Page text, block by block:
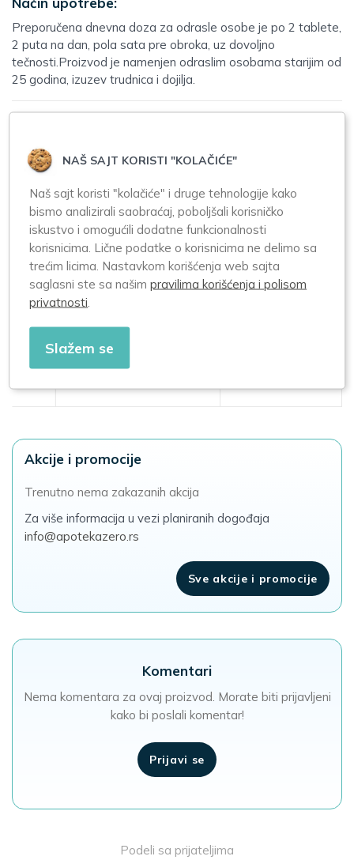
Komentari
Nema komentara za ovaj proizvod. Morate biti prijavljeni
kako bi poslali komentar!
Prijavi se
Podeli sa prijateljima
Preporučena dnevna doza za odrasle osobe je po 2 tablete,
2 puta na dan, pola sata pre obroka, uz dovoljno
tečnosti.Proizvod je namenjen odraslim osobama starijim od
25 godina, izuzev trudnica i dojilja.
Galenika Pantenol
Collagen 20 kesica
1.500,00
Akcije i promocije
Trenutno nema zakazanih akcija
Za više informacija u vezi planiranih dogođaja
info@apotekazero.rs
Sve akcije i promocije
NAŠ SAJT KORISTI "KOLAČIĆE"
Naš sajt koristi "kolačiće" i druge tehnologije kako
bismo analizirali saobraćaj, poboljšali korisničko
iskustvo i omogućili dodatne funkcionalnosti
korisnicima. Lične podatke o korisnicima ne delimo sa
trećim licima. Nastavkom korišćenja web sajta
saglasni ste sa našimpravilima korišćenja i polisom
privatnosti
Slažem se